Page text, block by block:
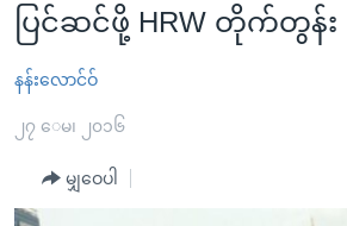
Link
များ
ပင်မ
ကမ္ဘာ့သတင်းများ
နိုင်ငံတကာ
အမေရိကန်
အစ္စရေး-ပါလက်စတိုင်း
ဗွီဒီယို
သတင်းလွတ်လပ်ခွင့်
အင်္ဂလိပ်စာလေ့လာမယ်
ပြင်ဆင်ဖို့ HRW တိုက်တွန်း
နန်းလောင်ဝ်
၂၇ ေမ၊ ၂၀၁၆
မျှဝေပါ